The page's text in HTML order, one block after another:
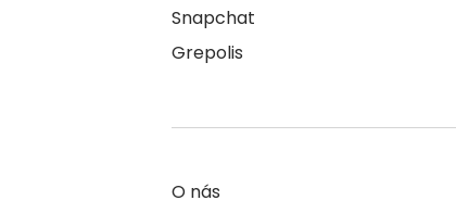
Snapchat
Grepolis
O nás